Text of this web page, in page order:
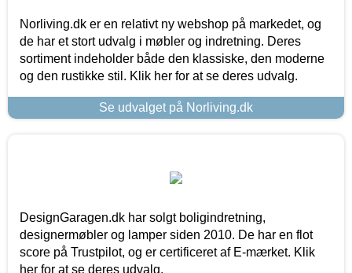
Norliving.dk er en relativt ny webshop på markedet, og
de har et stort udvalg i møbler og indretning. Deres
sortiment indeholder både den klassiske, den moderne
og den rustikke stil. Klik her for at se deres udvalg.
Se udvalget på Norliving.dk
DesignGaragen.dk har solgt boligindretning,
designermøbler og lamper siden 2010. De har en flot
score på Trustpilot, og er certificeret af E-mærket. Klik
her for at se deres udvalg.